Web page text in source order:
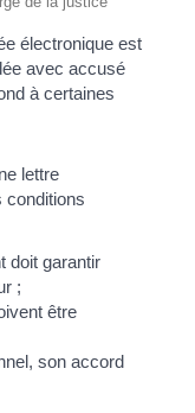
électronique est
avec accusé
à certaines
lettre
conditions
doit garantir
;
être
son accord